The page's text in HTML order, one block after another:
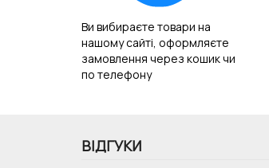
Ви вибираєте товари на
нашому сайті, оформляєте
замовлення через кошик чи
по телефону
ВІДГУКИ